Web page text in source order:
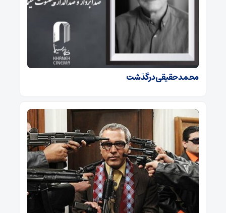
محمد حقیقی درگذشت